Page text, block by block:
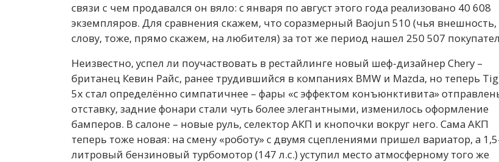
связи с чем продавался он вяло: с января по август этого года реализовано 40 608
экземпляров. Для сравнения скажем, что соразмерный Baojun 510 (чья внешность,
слову, тоже, прямо скажем, на любителя) за тот же период нашел 250 507
Неизвестно, успел ли поучаствовать в рестайлинге новый шеф-дизайнер Chery –
британец Кевин Райс, ранее трудившийся в компаниях BMW и Mazda, но теперь
5x стал определённо симпатичнее – фары «с эффектом конъюнктивита»
отставку, задние фонари стали чуть более элегантными, изменилось оформление
бамперов. В салоне – новые руль, селектор АКП и кнопочки вокруг него. Сама АКП
теперь тоже новая: на смену «роботу» с двумя сцеплениями пришел вариатор, а
литровый бензиновый турбомотор (147 л.с.) уступил место атмосферному того же